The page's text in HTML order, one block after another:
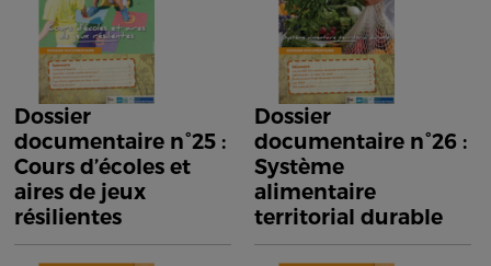
Dossier
documentaire n°25 :
Cours d’écoles et
aires de jeux
résilientes
Dossier
documentaire n°26 :
Système
alimentaire
territorial durable